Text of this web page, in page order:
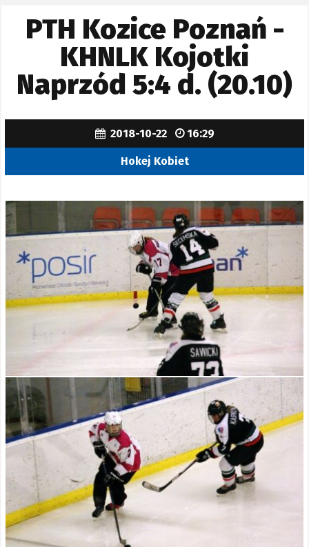
PTH Kozice Poznań -
KHNLK Kojotki
Naprzód 5:4 d. (20.10)
2018-10-22 16:29
Hokej Kobiet